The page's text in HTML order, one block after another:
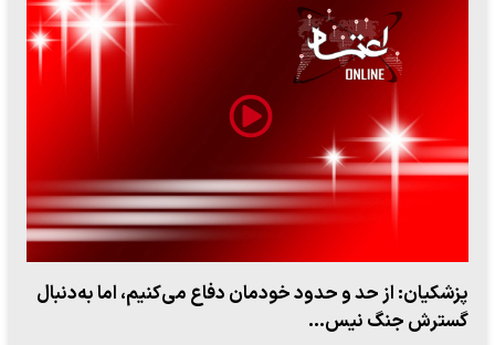
پزشکیان: از حد و حدود خودمان دفاع می‌کنیم، اما به‌دنبال
گسترش جنگ نیس…